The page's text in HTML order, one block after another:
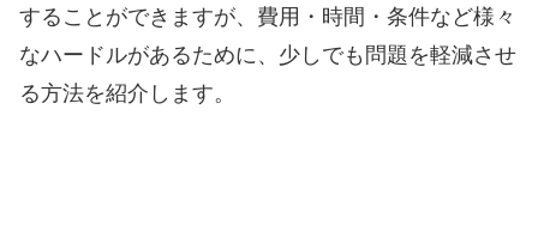
することができますが、費用・時間・条件など様々
なハードルがあるために、少しでも問題を軽減させ
る方法を紹介します。